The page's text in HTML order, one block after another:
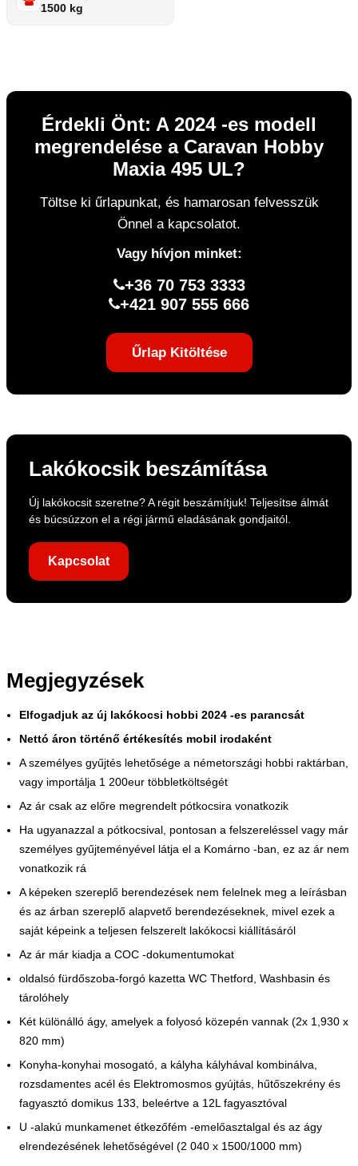
1500 kg
Érdekli Önt: A 2024 -es modell
megrendelése a Caravan Hobby
Maxia 495 UL?
Töltse ki űrlapunkat, és hamarosan felvesszük
Önnel a kapcsolatot.
Vagy hívjon minket:
+36 70 753 3333
+421 907 555 666
Űrlap Kitöltése
Lakókocsik beszámítása
Új lakókocsit szeretne? A régit beszámítjuk! Teljesítse álmát
és búcsúzzon el a régi jármű eladásának gondjaitól.
Kapcsolat
Megjegyzések
Elfogadjuk az új lakókocsi hobbi 2024 -es parancsát
Nettó áron történő értékesítés mobil irodaként
A személyes gyűjtés lehetősége a németországi hobbi raktárban,
vagy importálja 1 200eur többletköltségét
Az ár csak az előre megrendelt pótkocsira vonatkozik
Ha ugyanazzal a pótkocsival, pontosan a felszereléssel vagy már
személyes gyűjteményével látja el a Komárno -ban, ez az ár nem
vonatkozik rá
A képeken szereplő berendezések nem felelnek meg a leírásban
és az árban szereplő alapvető berendezéseknek, mivel ezek a
saját képeink a teljesen felszerelt lakókocsi kiállításáról
Az ár már kiadja a COC -dokumentumokat
oldalsó fürdőszoba-forgó kazetta WC Thetford, Washbasin és
tárolóhely
Két különálló ágy, amelyek a folyosó közepén vannak (2x 1,930 x
820 mm)
Konyha-konyhai mosogató, a kályha kályhával kombinálva,
rozsdamentes acél és Elektromosmos gyújtás, hűtőszekrény és
fagyasztó domikus 133, beleértve a 12L fagyasztóval
U -alakú munkamenet étkezőfém -emelőasztalgal és az ágy
elrendezésének lehetőségével (2 040 x 1500/1000 mm)